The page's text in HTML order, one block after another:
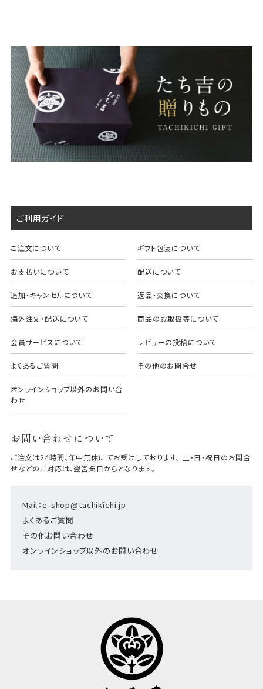
ご利用ガイド
ご注文について ギフト包装について
お支払いについて 配送について
追加・キャンセルについて 返品・交換について
海外注文・配送について 商品のお取扱等について
会員サービスについて レビューの投稿について
よくあるご質問 その他のお問合せ
オンラインショップ以外のお問い合
わせ
お問い合わせについて
Mail：e-shop@tachikichi.jp
よくあるご質問
その他お問い合わせ
オンラインショップ以外のお問い合わせ
ご注文は24時間、年中無休にてお受けしております。 土・日・祝日のお問合
せなどのご対応は、翌営業日からとなります。